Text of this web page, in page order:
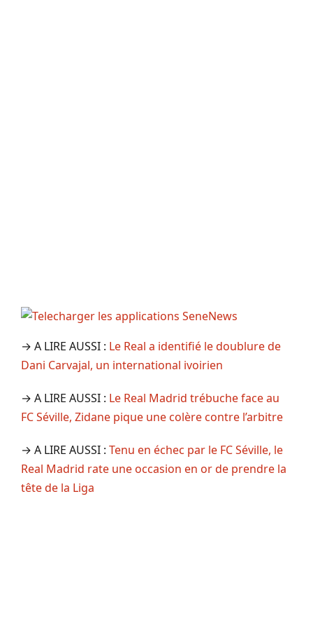
→ A LIRE AUSSI : Le Real a identifié le doublure de
Dani Carvajal, un international ivoirien
→ A LIRE AUSSI : Le Real Madrid trébuche face au
FC Séville, Zidane pique une colère contre l’arbitre
→ A LIRE AUSSI : Tenu en échec par le FC Séville, le
Real Madrid rate une occasion en or de prendre la
tête de la Liga